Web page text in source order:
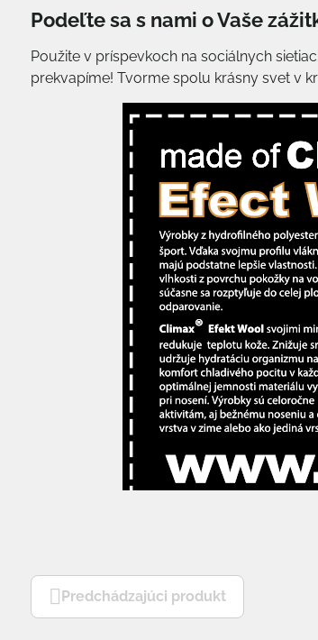
Podeľte sa s nami o Vaše
Použite v príspevkoch na sociálnych
prekvapíme! Tvorme spolu krásny svet v
Predchádzajúci produkt